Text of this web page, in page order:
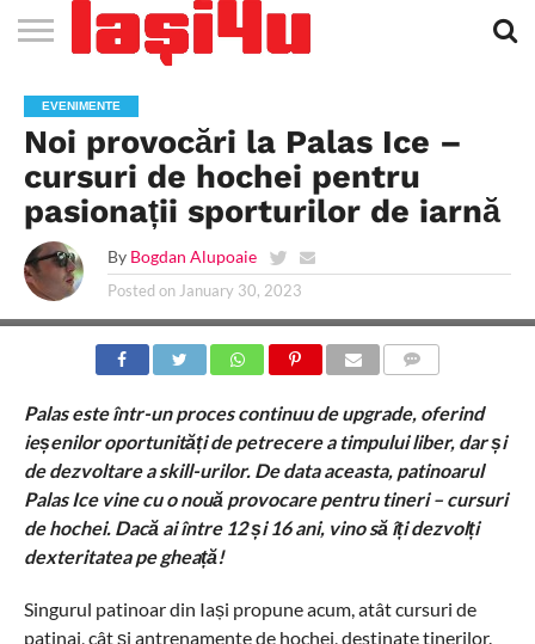
STIRI
APARTAMENTE
NOI IASI
STIRI
IASI
JOBS
IN
IASI
FILME
LA
CINEMA
CLUBURI /
DISCOTECI
BARURI /
CAFENELE
SALI DE
FORTA
SI
FITNESS
SALOANE DE
INFRUMUSETARE
AGENTII
DE
TURISM
IASI
RESTAURANTE
IN IASI
PIZZA
IN
IASI
PISCINA
IN IASI
FLORARII
RADIO
LIVE
IN IASI
SPALATORII
AUTO
TRACTARI
AUTO
TAXI
IN
IASI
CINEMA
TEATRU
HOTELURI
/
PENSIUNI
TEREN
SPORTIV
TEREN
TENIS
IASI
FARMACII
NON
STOP
COFFEE-
TO-GO
FIRME DE
PUBLICITATE
RENT
A
CAR
EVENIMENTE
Noi provocări la Palas Ice –
cursuri de hochei pentru
pasionații sporturilor de iarnă
By Bogdan Alupoaie
Posted on January 30, 2023
Palas este într-un proces continuu de upgrade, oferind
ieșenilor oportunități de petrecere a timpului liber, dar și
de dezvoltare a skill-urilor. De data aceasta, patinoarul
Palas Ice vine cu o nouă provocare pentru tineri – cursuri
de hochei. Dacă ai între 12 și 16 ani, vino să îți dezvolți
dexteritatea pe gheață!
Singurul patinoar din Iași propune acum, atât cursuri de
patinaj, cât și antrenamente de hochei, destinate tinerilor.